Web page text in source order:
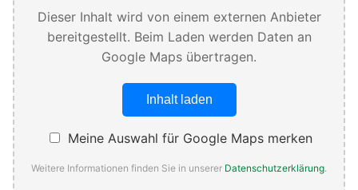
Dieser Inhalt wird von einem externen Anbieter
bereitgestellt. Beim Laden werden Daten an
Google Maps übertragen.
Inhalt laden
Meine Auswahl für Google Maps merken
Weitere Informationen finden Sie in unserer Datenschutzerklärung.